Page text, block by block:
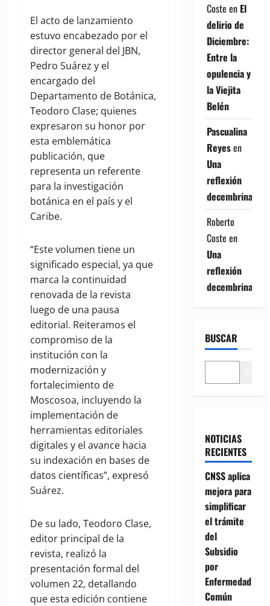
El acto de lanzamiento
estuvo encabezado por el
director general del JBN,
Pedro Suárez y el
encargado del
Departamento de Botánica,
Teodoro Clase; quienes
expresaron su honor por
esta emblemática
publicación, que
representa un referente
para la investigación
botánica en el país y el
Caribe.
“Este volumen tiene un
significado especial, ya que
marca la continuidad
renovada de la revista
luego de una pausa
editorial. Reiteramos el
compromiso de la
institución con la
modernización y
fortalecimiento de
Moscosoa, incluyendo la
implementación de
herramientas editoriales
digitales y el avance hacia
su indexación en bases de
datos científicas”, expresó
Suárez.
De su lado, Teodoro Clase,
editor principal de la
revista, realizó la
presentación formal del
volumen 22, detallando
que esta edición contiene
Coste en El
delirio de
Diciembre:
Entre la
opulencia y
la Viejita
Belén
Pascualina
Reyesen
Una
reflexión
decembrina
Roberto
Coste en
Una
reflexión
decembrina
BUSCAR
NOTICIAS
RECIENTES
CNSS aplica
mejora para
simplificar
el trámite
del
Subsidio
por
Enfermedad
Común